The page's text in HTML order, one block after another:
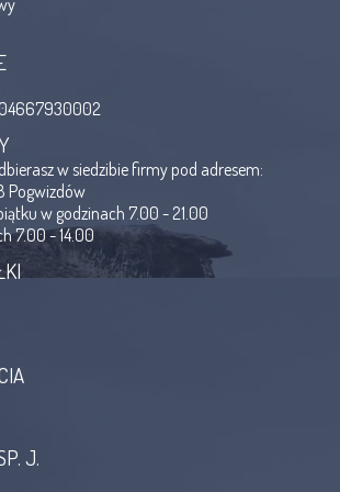
w siedzibie firmy pod adresem:
Pogwizdów
w godzinach 7.00 - 21.00
7.00 - 14.00
J.